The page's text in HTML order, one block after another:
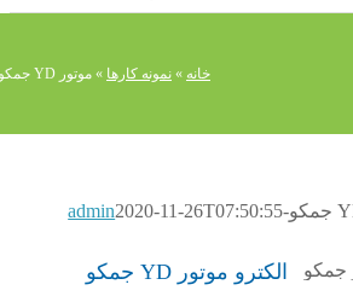
نمونه کارها»موتور YD جمکو
admin2020-11-26T07:50:55-
الکترو موتور YD جمکو